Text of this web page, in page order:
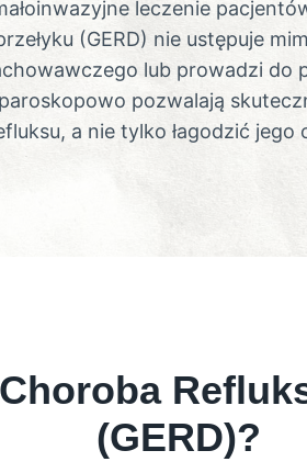
leczenie
(GERD) nie ustępuje
lub prowadzi do
pozwalają
a nie tylko łagodzić jego
(GERD)?